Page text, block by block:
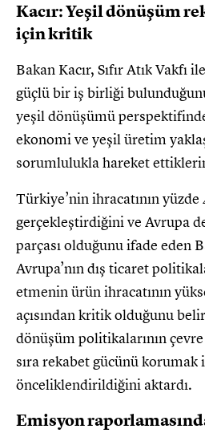
Kacır: Yeşil dönüşüm
için kritik
Bakan Kacır, Sıfır Atık Vakfı
güçlü bir iş birliği
yeşil dönüşümü
ekonomi ve yeşil üretim
sorumlulukla hareket
Türkiye’nin ihracatının
gerçekleştirdiğini ve Avrupa
parçası olduğunu ifade eden
Avrupa’nın dış ticaret
etmenin ürün ihracatının
açısından kritik olduğunu
dönüşüm politikalarının
sıra rekabet gücünü korumak
önceliklendirildiğini aktardı.
Emisyon